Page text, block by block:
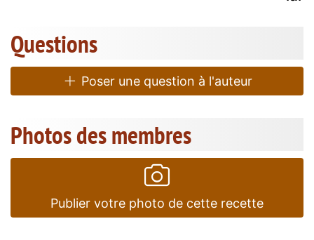
Questions
Poser une question à l'auteur
Photos des membres
Publier votre photo de cette recette